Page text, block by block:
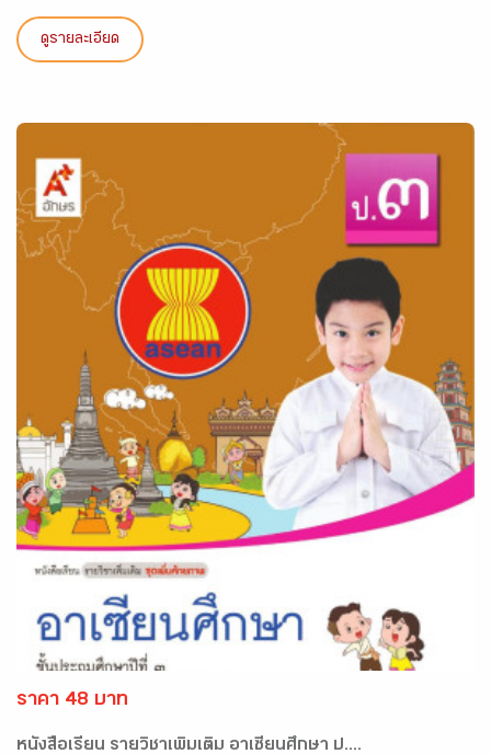
ดูรายละเอียด
ราคา 48 บาท
หนังสือเรียน รายวิชาเพิ่มเติม อาเซียนศึกษา ป....